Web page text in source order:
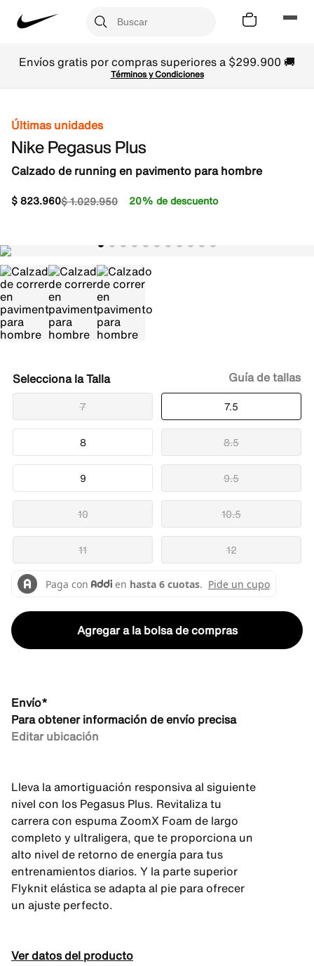
Envíos gratis por compras superiores a $299.900 🚚
Términos y Condiciones
Últimas unidades
Nike Pegasus Plus
Calzado de running en pavimento para hombre
$1.029.950
$823.960 20% de descuento
Talla
7 7.5
8 8.5
9 9.5
10 10.5
11 12
Guía de tallas
Agregar a la bolsa de compras
Envío*
Para obtener información de envío precisa
Editar ubicación
Lleva la amortiguación responsiva al siguiente
nivel con los Pegasus Plus. Revitaliza tu
carrera con espuma ZoomX Foam de largo
completo y ultraligera, que te proporciona un
alto nivel de retorno de energía para tus
entrenamientos diarios. Y la parte superior
Flyknit elástica se adapta al pie para ofrecer
un ajuste perfecto.
Ver datos del producto